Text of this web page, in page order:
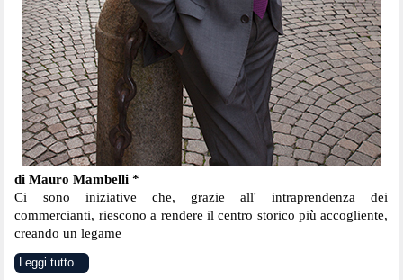
di Mauro Mambelli *
Ci sono iniziative che, grazie all' intraprendenza dei
commercianti, riescono a rendere il centro storico più accogliente,
creando un legame
Leggi tutto...